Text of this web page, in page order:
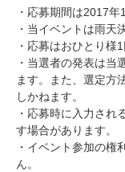
・応募期間は2017年
・当イベントは雨天
・応募はおひとり様
・当選者の発表は当
ます。また、選定方
しかねます。
・応募時に入力され
す場合があります。
・イベント参加の権
ん。